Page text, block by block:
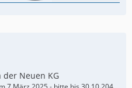
der Neuen KG